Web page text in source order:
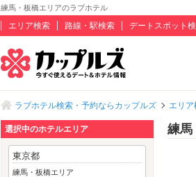
練馬・板橋エリアのラブホテル
エリア検索 路線・駅検索 デートスポット
ラブホテル検索・予約ならカップルズ エリア
練馬
選択中のホテルエリア
東京都
練馬・板橋エリア